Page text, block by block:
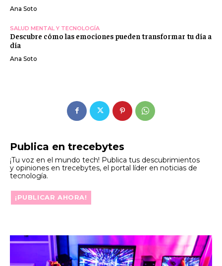
Publica en trecebytes
¡Tu voz en el mundo tech! Publica tus descubrimientos
y opiniones en trecebytes, el portal líder en noticias de
tecnología.
¡PUBLICAR AHORA!
Ana Soto
SALUD MENTAL Y TECNOLOGÍA
Descubre cómo las emociones pueden transformar tu día a
día
Ana Soto